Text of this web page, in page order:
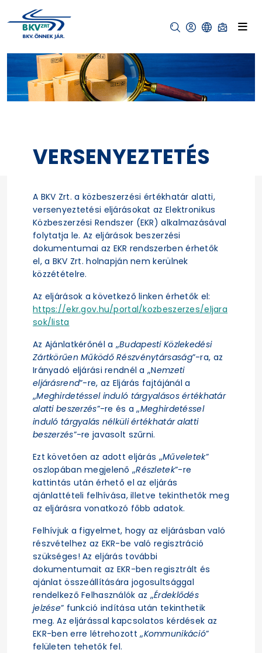
VERSENYEZTETÉS
A BKV Zrt. a közbeszerzési értékhatár alatti,
versenyeztetési eljárásokat az Elektronikus
Közbeszerzési Rendszer (EKR) alkalmazásával
folytatja le. Az eljárások beszerzési
dokumentumai az EKR rendszerben érhetők
el, a BKV Zrt. holnapján nem kerülnek
közzétételre.
Az eljárások a következő linken érhetők el:
https://ekr.gov.hu/portal/kozbeszerzes/eljara
sok/lista
Az Ajánlatkérőnél a „Budapesti Közlekedési
Zártkörűen Működő Részvénytársaság”-ra, az
Irányadó eljárási rendnél a „Nemzeti
eljárásrend”-re, az Eljárás fajtájánál a
„Meghirdetéssel induló tárgyalásos értékhatár
alatti beszerzés”-re és a „Meghirdetéssel
induló tárgyalás nélküli értékhatár alatti
beszerzés”-re javasolt szűrni.
Ezt követően az adott eljárás „Műveletek”
oszlopában megjelenő „Részletek”-re
kattintás után érhető el az eljárás
ajánlattételi felhívása, illetve tekinthetők meg
az eljárásra vonatkozó főbb adatok.
Felhívjuk a figyelmet, hogy az eljárásban való
részvételhez az EKR-be való regisztráció
szükséges! Az eljárás további
dokumentumait az EKR-ben regisztrált és
ajánlat összeállítására jogosultsággal
rendelkező Felhasználók az „Érdeklődés
jelzése” funkció indítása után tekinthetik
meg. Az eljárással kapcsolatos kérdések az
EKR-ben erre létrehozott „Kommunikáció”
felületen tehetők fel.